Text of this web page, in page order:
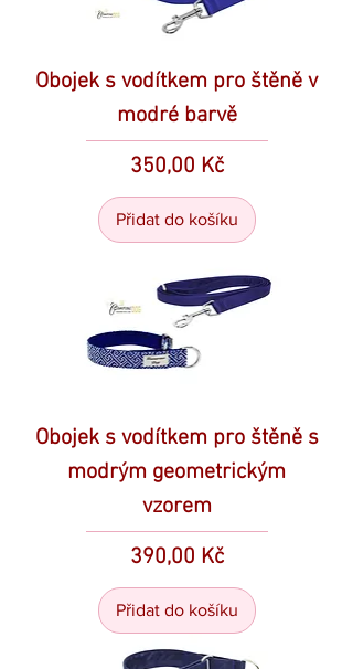
Obojek s vodítkem pro štěně v
modré barvě
Cena
350,00 Kč
Přidat do košíku
Obojek s vodítkem pro štěně s
modrým geometrickým
vzorem
Cena
390,00 Kč
Přidat do košíku